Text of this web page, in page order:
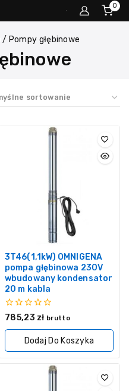
0
/ Pompy głębinowe
3T46(1,1kW) OMNIGENA
pompa głębinowa 230V
wbudowany kondensator
20 m kabla
0
5
785,23 zł brutto
Dodaj Do Koszyka